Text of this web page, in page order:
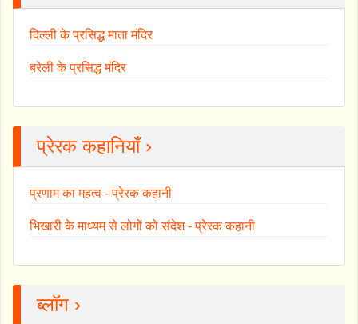
दिल्ली के प्रसिद्ध माता मंदिर
बरेली के प्रसिद्ध मंदिर
प्रेरक कहानियाँ ›
प्रणाम का महत्व - प्रेरक कहानी
भिखारी के माध्यम से लोगों को संदेश - प्रेरक कहानी
ब्लॉग ›